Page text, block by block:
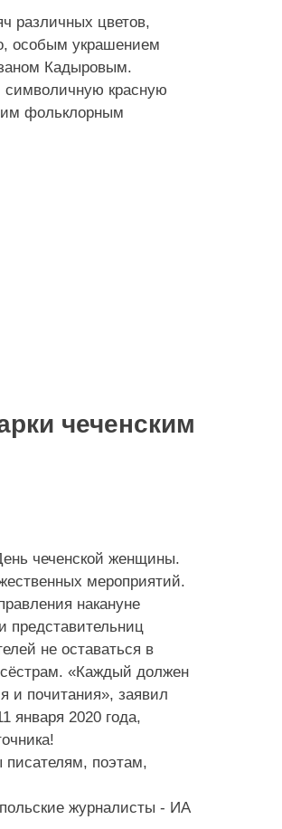
различных цветов,
особым украшением
Кадыровым.
символичную красную
фольклорным
чеченским
чеченской женщины.
мероприятий.
накануне
представительниц
не оставаться в
«Каждый должен
и почитания», заявил
января 2020 года,
поэтам,